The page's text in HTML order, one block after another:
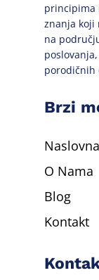
principima
znanja koji
na
porodičnih
Brzi
Naslovna
O Nama
Blog
Kontakt